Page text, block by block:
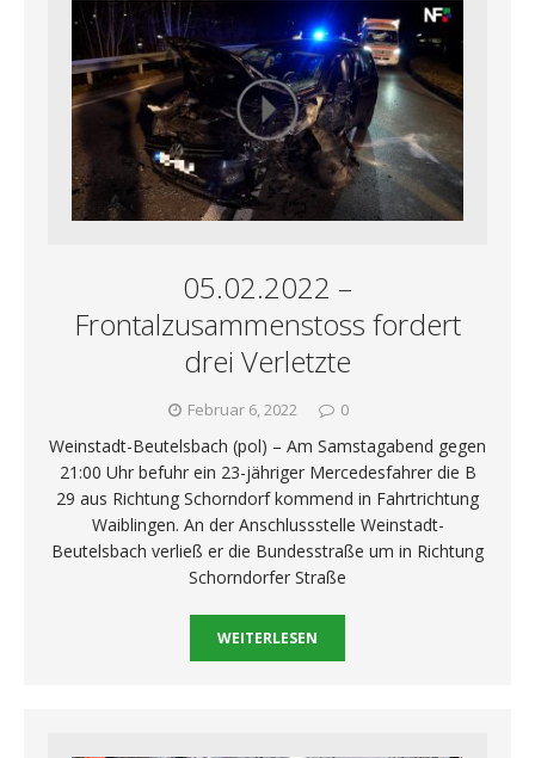
05.02.2022 –
Frontalzusammenstoss fordert
drei Verletzte
Februar 6, 2022 0
Weinstadt-Beutelsbach (pol) – Am Samstagabend gegen
21:00 Uhr befuhr ein 23-jähriger Mercedesfahrer die B
29 aus Richtung Schorndorf kommend in Fahrtrichtung
Waiblingen. An der Anschlussstelle Weinstadt-
Beutelsbach verließ er die Bundesstraße um in Richtung
Schorndorfer Straße
WEITERLESEN